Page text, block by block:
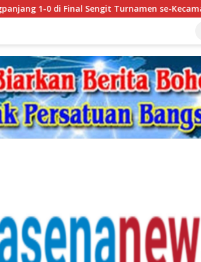
Turnamen se-Kecamatan Wanasalam